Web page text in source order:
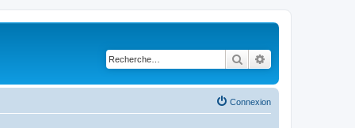
Rechercher
Connexion